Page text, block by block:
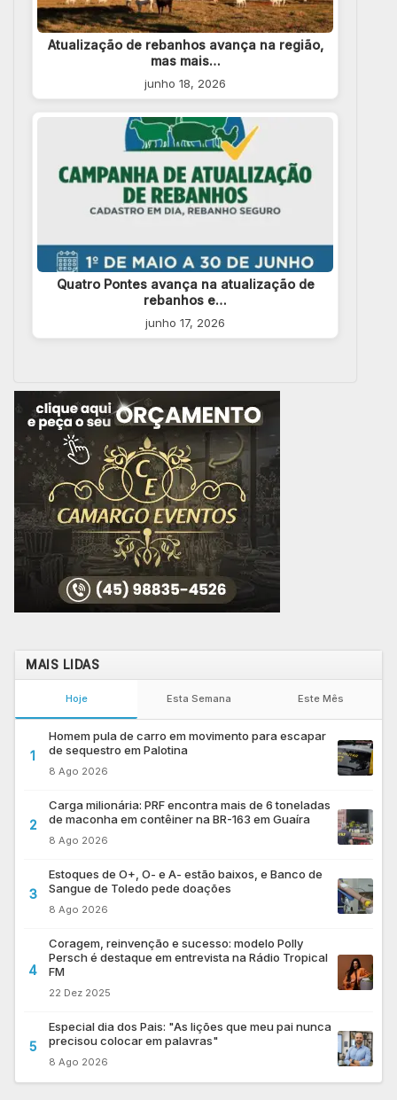
Atualização de rebanhos avança na região,
mas mais…
junho 18, 2026
Quatro Pontes avança na atualização de
rebanhos e…
junho 17, 2026
MAIS LIDAS
Hoje Esta Semana Este Mês
1
Homem pula de carro em movimento para escapar
de sequestro em Palotina
8 Ago 2026
2
Carga milionária: PRF encontra mais de 6 toneladas
de maconha em contêiner na BR-163 em Guaíra
8 Ago 2026
3
Estoques de O+, O- e A- estão baixos, e Banco de
Sangue de Toledo pede doações
8 Ago 2026
4
Coragem, reinvenção e sucesso: modelo Polly
Persch é destaque em entrevista na Rádio Tropical
FM
22 Dez 2025
5
Especial dia dos Pais: "As lições que meu pai nunca
precisou colocar em palavras"
8 Ago 2026